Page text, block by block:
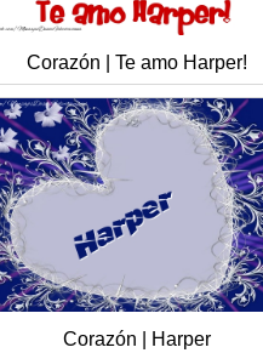
Corazón | Te amo Harper!
Corazón | Harper